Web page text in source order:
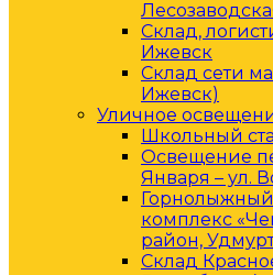
Склад,
Ижевск
Склад сети
Ижевск)
Уличное
Школьный
Освещение
Января – ул.
комплекс
район,
Склад